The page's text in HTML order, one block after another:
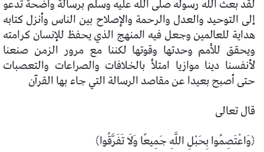
لقد بعث الله رسوله صلى الله عليه وسلم برسالة واضحة تدعو
إلى التوحيد والعدل والرحمة والإصلاح بين الناس وأنزل كتابه
هداية للعالمين وجعل فيه المنهج الذي يحفظ للإنسان كرامته
ويحقق للأمم وحدتها وقوتها لكننا مع مرور الزمن صنعنا
لأنفسنا دينا موازيا امتلأ بالخلافات والصراعات والتعصبات
حتى أصبح بعيدا عن مقاصد الرسالة التي جاء بها القرآن
قال تعالى
﴿وَاعْتَصِمُوا بِحَبْلِ اللَّهِ جَمِيعًا وَلَا تَفَرَّقُوا﴾